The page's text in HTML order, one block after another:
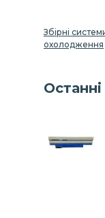
Збірні
охолодження